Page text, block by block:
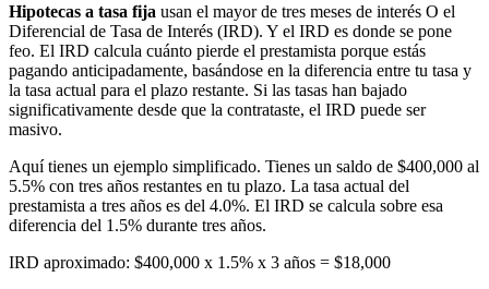
Hipotecas a tasa fija usan el mayor de tres meses de interés O el
Diferencial de Tasa de Interés (IRD). Y el IRD es donde se pone
feo. El IRD calcula cuánto pierde el prestamista porque estás
pagando anticipadamente, basándose en la diferencia entre tu tasa y
la tasa actual para el plazo restante. Si las tasas han bajado
significativamente desde que la contrataste, el IRD puede ser
masivo.
Aquí tienes un ejemplo simplificado. Tienes un saldo de $400,000 al
5.5% con tres años restantes en tu plazo. La tasa actual del
prestamista a tres años es del 4.0%. El IRD se calcula sobre esa
diferencia del 1.5% durante tres años.
IRD aproximado: $400,000 x 1.5% x 3 años = $18,000